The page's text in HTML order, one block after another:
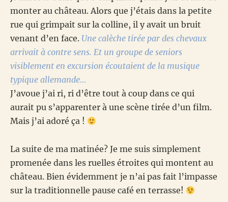
monter au château. Alors que j’étais dans la petite
rue qui grimpait sur la colline, il y avait un bruit
venant d’en face. Une calèche tirée par des chevaux
arrivait à contre sens. Et un groupe de seniors
visiblement en excursion écoutaient de la musique
typique allemande…
J’avoue j’ai ri, ri d’être tout à coup dans ce qui
aurait pu s’apparenter à une scène tirée d’un film.
Mais j’ai adoré ça !
La suite de ma matinée? Je me suis simplement
promenée dans les ruelles étroites qui montent au
château. Bien évidemment je n’ai pas fait l’impasse
sur la traditionnelle pause café en terrasse!